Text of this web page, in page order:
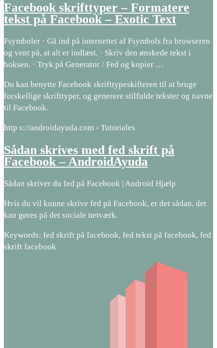
Facebook skrifttyper – Formatere
tekst på Facebook – Exotic Text
Fsymboler · Gå ind på internettet af Fsymbols fra browseren
og vent på, at alt er indlæst. · Skriv den ønskede tekst i
boksen. · Tryk på Generator / Fed og kopier …
Du kan benytte Facebook skrifttypeskifteren til at bruge
forskellige skrifttyper, og generere stilfulde tekster og navne
til Facebook.
http s://androidayuda.com › Tutoriales
Sådan skrives med fed skrift på
Facebook – AndroidAyuda
Sådan skriver du fed på Facebook | Android Hjælp
Hvis du vil kunne skrive fed på Facebook, er det sådan, det
kan gøres på det sociale netværk.
Keywords: fed skrift på facebook, fed tekst på facebook, fed
skrift facebook